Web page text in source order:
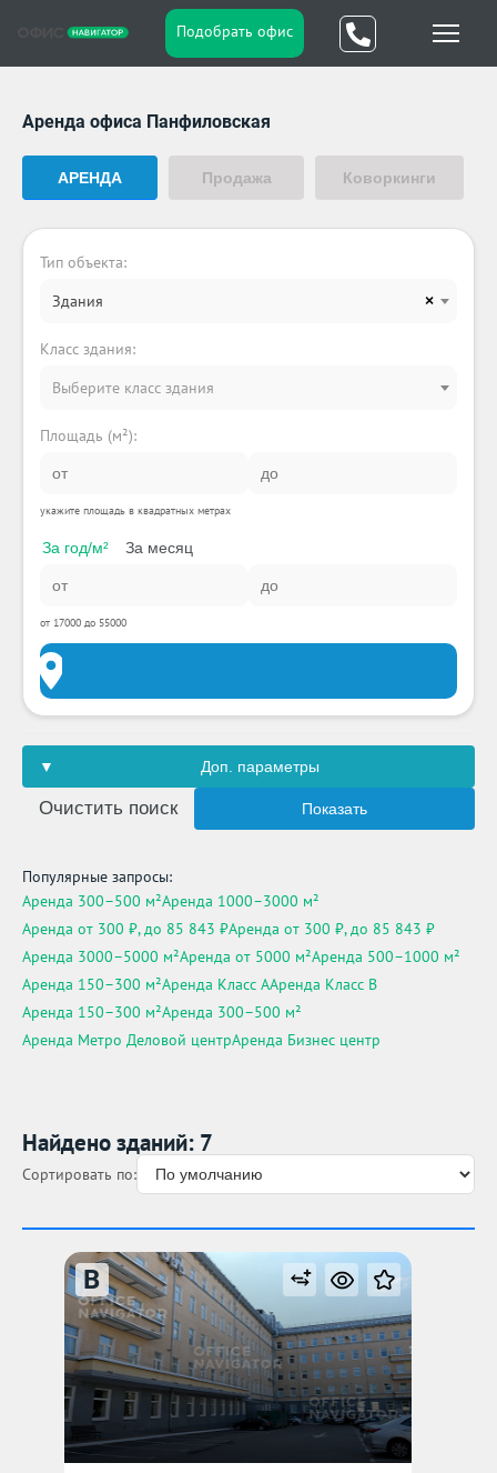
Подобрать офис
Аренда офиса Панфиловская
АРЕНДА Продажа Коворкинги
Тип объекта:
×
Здания
Класс здания:
Выберите класс здания
Площадь (м²):
укажите площадь в квадратных метрах
За год/м² За месяц
от 17000 до 55000
Доп. параметры
Очистить поиск Показать
Популярные запросы:
Аренда 300–500 м²Аренда 1000–3000 м²
Аренда от 300 ₽, до 85 843 ₽Аренда от 300 ₽, до 85 843 ₽
Аренда 3000–5000 м²Аренда от 5000 м²Аренда 500–1000 м²
Аренда 150–300 м²Аренда Класс AАренда Класс B
Аренда 150–300 м²Аренда 300–500 м²
Аренда Метро Деловой центрАренда Бизнес центр
Найдено зданий: 7
Сортировать по:
B